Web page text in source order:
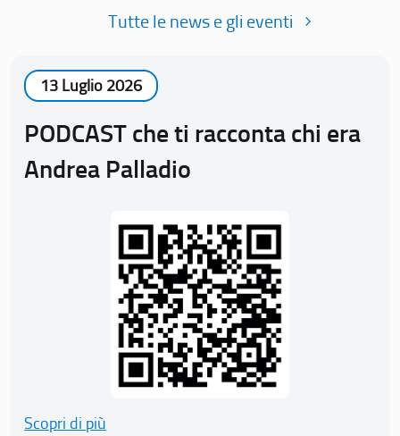
Tutte le news e gli eventi
13 Luglio 2026
PODCAST che ti racconta chi era
Andrea Palladio
Scopri di più